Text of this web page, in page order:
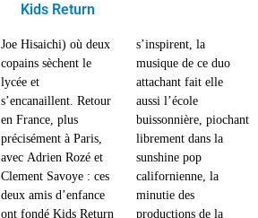
Kids Return
Joe Hisaichi) où deux
s’inspirent, la